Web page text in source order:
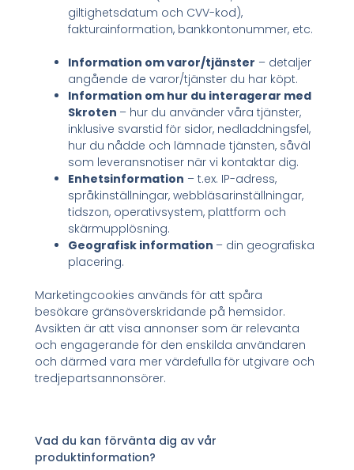
giltighetsdatum och CVV-kod),
fakturainformation, bankkontonummer, etc.
Information om varor/tjänster – detaljer
angående de varor/tjänster du har köpt.
Information om hur du interagerar med
Skroten – hur du använder våra tjänster,
inklusive svarstid för sidor, nedladdningsfel,
hur du nådde och lämnade tjänsten, såväl
som leveransnotiser när vi kontaktar dig.
Enhetsinformation – t.ex. IP-adress,
språkinställningar, webbläsarinställningar,
tidszon, operativsystem, plattform och
skärmupplösning.
Geografisk information – din geografiska
placering.
Marketingcookies används för att spåra
besökare gränsöverskridande på hemsidor.
Avsikten är att visa annonser som är relevanta
och engagerande för den enskilda användaren
och därmed vara mer värdefulla för utgivare och
tredjepartsannonsörer.
Vad du kan förvänta dig av vår
produktinformation?